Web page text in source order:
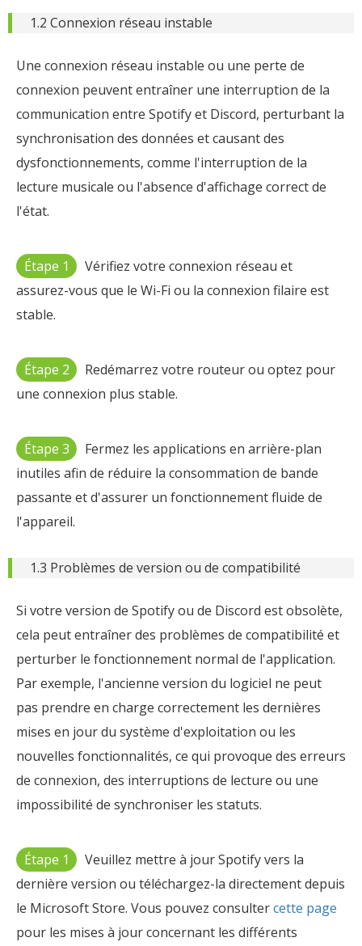
1.2 Connexion réseau instable
Une connexion réseau instable ou une perte de
connexion peuvent entraîner une interruption de la
communication entre Spotify et Discord, perturbant la
synchronisation des données et causant des
dysfonctionnements, comme l'interruption de la
lecture musicale ou l'absence d'affichage correct de
l'état.
Étape 1
Vérifiez votre connexion réseau et
assurez-vous que le Wi-Fi ou la connexion filaire est
stable.
Étape 2
Redémarrez votre routeur ou optez pour
une connexion plus stable.
Étape 3
Fermez les applications en arrière-plan
inutiles afin de réduire la consommation de bande
passante et d'assurer un fonctionnement fluide de
l'appareil.
1.3 Problèmes de version ou de compatibilité
Si votre version de Spotify ou de Discord est obsolète,
cela peut entraîner des problèmes de compatibilité et
perturber le fonctionnement normal de l'application.
Par exemple, l'ancienne version du logiciel ne peut
pas prendre en charge correctement les dernières
mises en jour du système d'exploitation ou les
nouvelles fonctionnalités, ce qui provoque des erreurs
de connexion, des interruptions de lecture ou une
impossibilité de synchroniser les statuts.
Étape 1
Veuillez mettre à jour Spotify vers la
dernière version ou téléchargez-la directement depuis
le Microsoft Store. Vous pouvez consultercette page
pour les mises à jour concernant les différents